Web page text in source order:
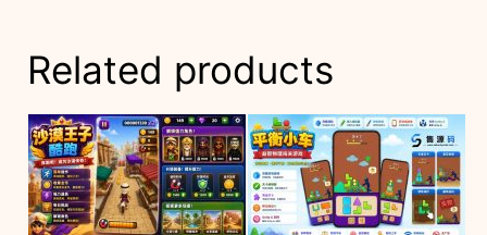
Related products